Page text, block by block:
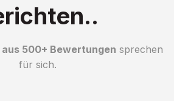
500+ Bewertungen sprechen
für sich.